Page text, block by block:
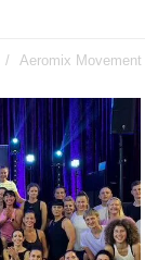
Aeromix Movement